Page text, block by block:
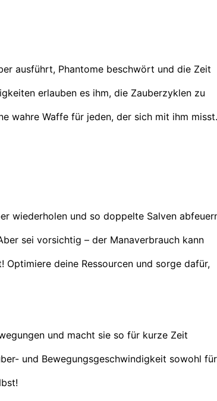
ausführt, Phantome beschwört und die Zeit
erlauben es ihm, die Zauberzyklen zu
wahre Waffe für jeden, der sich mit ihm misst.
wiederholen und so doppelte Salven
sei vorsichtig – der Manaverbrauch kann
Optimiere deine Ressourcen und sorge dafür,
und macht sie so für kurze Zeit
und Bewegungsgeschwindigkeit sowohl für